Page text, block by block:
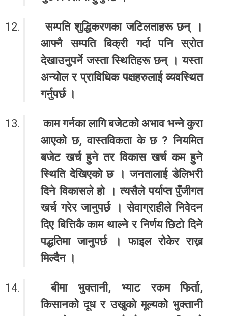
सम्पति शुद्धिकरणका जटिलताहरू छन् ।
आफ्नै सम्पति बिक्री गर्दा पनि स्रोत
देखाउनुपर्ने जस्ता स्थितिहरू छन् । यस्ता
अन्योल र प्राविधिक पक्षहरुलाई व्यवस्थित
गर्नुपर्छ ।
काम गर्नका लागि बजेटको अभाव भन्ने कुरा
आएको छ, वास्तविकता के छ ? नियमित
बजेट खर्च हुने तर विकास खर्च कम हुने
स्थिति देखिएको छ । जनतालाई डेलिभरी
दिने विकासले हो । त्यसैले पर्याप्त पुँजीगत
खर्च गरेर जानुपर्छ । सेवाग्राहीले निवेदन
दिए बित्तिकै काम थाल्ने र निर्णय छिटो दिने
पद्धतिमा जानुपर्छ । फाइल रोकेर राख्न
मिल्दैन ।
बीमा भुक्तानी, भ्याट रकम फिर्ता,
किसानको दूध र उखुको मूल्यको भुक्तानी